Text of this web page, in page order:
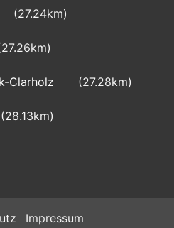
(27.24km)
Clarholz
(27.28km)
(28.13km)
Impressum